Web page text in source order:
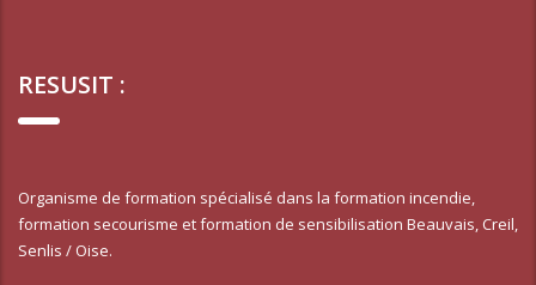
RESUSIT :
Organisme de formation spécialisé dans la formation incendie,
formation secourisme et formation de sensibilisation Beauvais, Creil,
Senlis / Oise.